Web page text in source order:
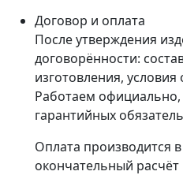
Договор и оплата
После утверждения
договорённости:
изготовления,
Работаем официально,
гарантийных
Оплата производится
окончательный расчёт